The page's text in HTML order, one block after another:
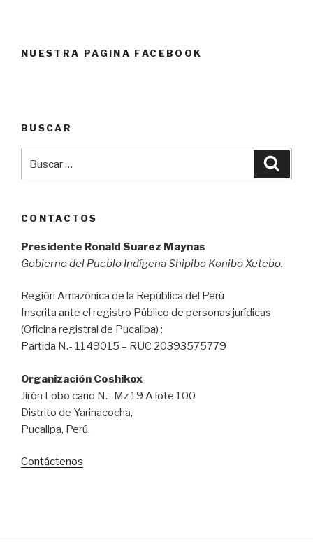
NUESTRA PAGINA FACEBOOK
BUSCAR
CONTACTOS
Presidente Ronald Suarez Maynas
Gobierno del Pueblo Indígena Shipibo Konibo Xetebo.
Región Amazónica de la República del Perú
Inscrita ante el registro Público de personas jurídicas
(Oficina registral de Pucallpa) :
Partida N.- 1149015 – RUC 20393575779
Organización Coshikox
Jirón Lobo caño N.- Mz 19 A lote 100
Distrito de Yarinacocha,
Pucallpa, Perú.
Contáctenos